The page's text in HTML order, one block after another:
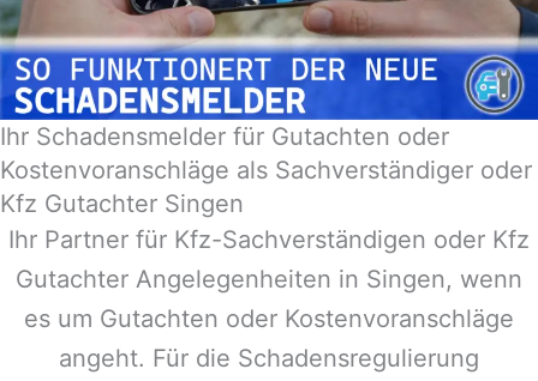
Ihr Schadensmelder für Gutachten oder
Kostenvoranschläge als Sachverständiger oder
Kfz Gutachter Singen
Ihr Partner für Kfz-Sachverständigen oder Kfz
Gutachter Angelegenheiten in Singen, wenn
es um Gutachten oder Kostenvoranschläge
angeht. Für die Schadensregulierung